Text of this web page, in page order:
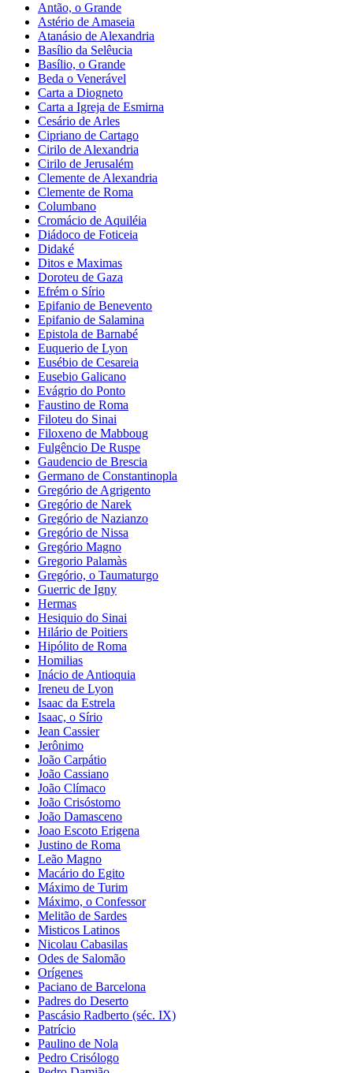
Antão, o Grande
Astério de Amaseia
Atanásio de Alexandria
Basílio da Selêucia
Basílio, o Grande
Beda o Venerável
Carta a Diogneto
Carta a Igreja de Esmirna
Cesário de Arles
Cipriano de Cartago
Cirilo de Alexandria
Cirilo de Jerusalém
Clemente de Alexandria
Clemente de Roma
Columbano
Cromácio de Aquiléia
Diádoco de Foticeia
Didaké
Ditos e Maximas
Doroteu de Gaza
Efrém o Sírio
Epifanio de Benevento
Epifanio de Salamina
Epistola de Barnabé
Euquerio de Lyon
Eusébio de Cesareia
Eusebio Galicano
Evágrio do Ponto
Faustino de Roma
Filoteu do Sinai
Filoxeno de Mabboug
Fulgêncio De Ruspe
Gaudencio de Brescia
Germano de Constantinopla
Gregório de Agrigento
Gregório de Narek
Gregório de Nazianzo
Gregório de Nissa
Gregório Magno
Gregorio Palamàs
Gregório, o Taumaturgo
Guerric de Igny
Hermas
Hesiquio do Sinai
Hilário de Poitiers
Hipólito de Roma
Homilias
Inácio de Antioquia
Ireneu de Lyon
Isaac da Estrela
Isaac, o Sírio
Jean Cassier
Jerônimo
João Carpátio
João Cassiano
João Clímaco
João Crisóstomo
João Damasceno
Joao Escoto Erigena
Justino de Roma
Leão Magno
Macário do Egito
Máximo de Turim
Máximo, o Confessor
Melitão de Sardes
Misticos Latinos
Nicolau Cabasilas
Odes de Salomão
Orígenes
Paciano de Barcelona
Padres do Deserto
Pascásio Radberto (séc. IX)
Patrício
Paulino de Nola
Pedro Crisólogo